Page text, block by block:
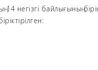
негізгі байлығының